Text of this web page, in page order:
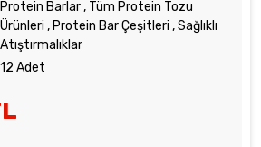
Protein Barlar, Tüm Protein Tozu
Ürünleri , Protein Bar Çeşitleri ,Sağlıklı
Atıştırmalıklar
12 Adet